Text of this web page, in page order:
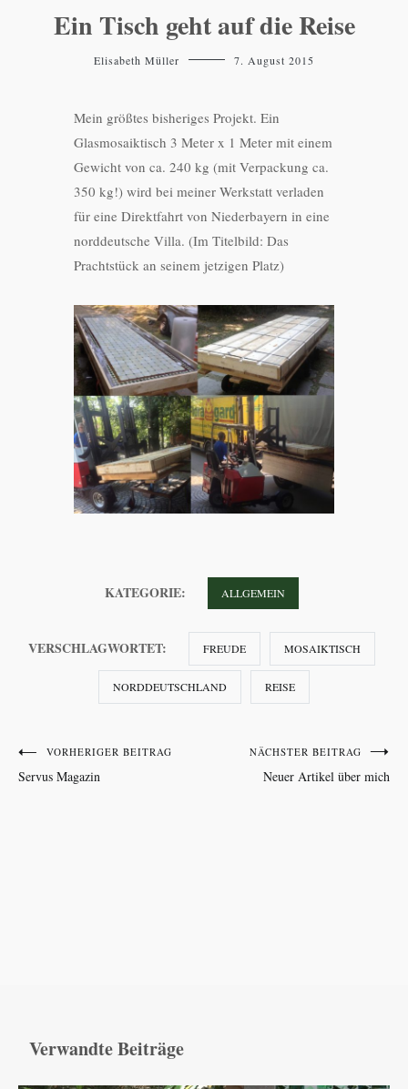
Ein Tisch geht auf die Reise
Elisabeth Müller 7. August 2015
Mein größtes bisheriges Projekt. Ein
Glasmosaiktisch 3 Meter x 1 Meter mit einem
Gewicht von ca. 240 kg (mit Verpackung ca.
350 kg!) wird bei meiner Werkstatt verladen
für eine Direktfahrt von Niederbayern in eine
norddeutsche Villa. (Im Titelbild: Das
Prachtstück an seinem jetzigen Platz)
KATEGORIE: ALLGEMEIN
VERSCHLAGWORTET: FREUDE MOSAIKTISCH
NORDDEUTSCHLAND REISE
Beitragsnavigation
VORHERIGER BEITRAG
Servus Magazin
NÄCHSTER BEITRAG
Neuer Artikel über mich
Verwandte Beiträge